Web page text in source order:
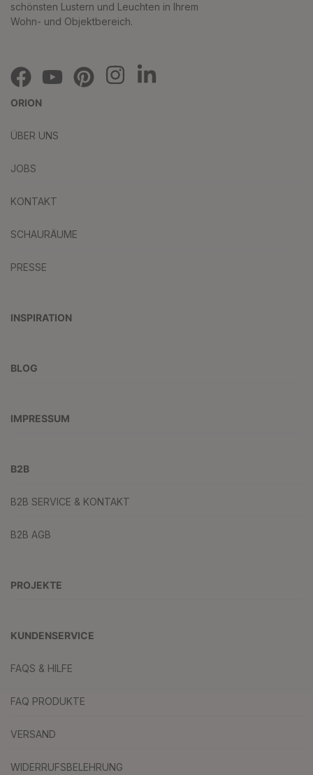
schönsten Lustern und Leuchten in Ihrem
Wohn- und Objektbereich.
ORION
ÜBER UNS
JOBS
KONTAKT
SCHAURÄUME
PRESSE
INSPIRATION
BLOG
IMPRESSUM
B2B
B2B SERVICE & KONTAKT
B2B AGB
PROJEKTE
KUNDENSERVICE
FAQS & HILFE
FAQ PRODUKTE
VERSAND
WIDERRUFSBELEHRUNG